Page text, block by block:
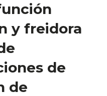
y freidora
de
de